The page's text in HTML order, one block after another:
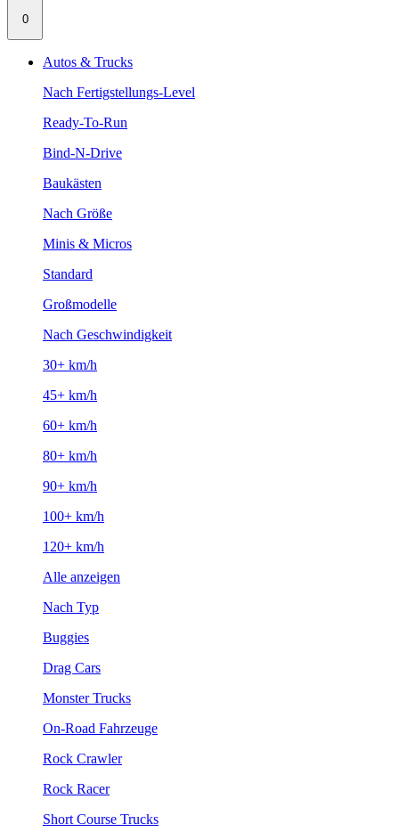
0
Autos & Trucks
Nach Fertigstellungs-Level
Ready-To-Run
Bind-N-Drive
Baukästen
Nach Größe
Minis & Micros
Standard
Großmodelle
Nach Geschwindigkeit
30+ km/h
45+ km/h
60+ km/h
80+ km/h
90+ km/h
100+ km/h
120+ km/h
Alle anzeigen
Nach Typ
Buggies
Drag Cars
Monster Trucks
On-Road Fahrzeuge
Rock Crawler
Rock Racer
Short Course Trucks